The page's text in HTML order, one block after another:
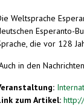
Weltsprache
Esperanto-
die vor 128
in den
zum Artikel: